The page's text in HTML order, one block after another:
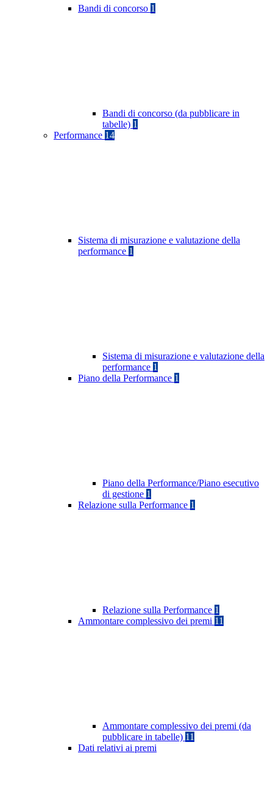
Bandi di concorso 1
Bandi di concorso (da pubblicare in
tabelle) 1
Performance 14
Sistema di misurazione e valutazione della
performance 1
Sistema di misurazione e valutazione della
performance 1
Piano della Performance 1
Piano della Performance/Piano esecutivo
di gestione 1
Relazione sulla Performance 1
Relazione sulla Performance 1
Ammontare complessivo dei premi 11
Ammontare complessivo dei premi (da
pubblicare in tabelle) 11
Dati relativi ai premi